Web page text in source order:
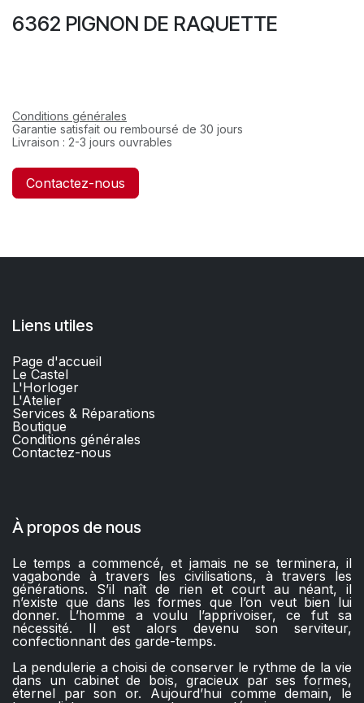
6362 PIGNON DE RAQUETTE
Conditions générales
Garantie satisfait ou remboursé de 30 jours
Livraison : 2-3 jours ouvrables
Contactez-nous
Liens utiles
Page d'accueil
Le Castel
L'Horloger
L'Atelier
Services & Réparations
Boutique
Conditions générales
Contactez-nous​
À propos de nous
Le temps a commencé, et jamais ne se terminera, il
vagabonde à travers les civilisations, à travers les
générations. S’il naît de rien et court au néant, il
n’existe que dans les formes que l’on veut bien lui
donner. L’homme a voulu l’apprivoiser, ce fut sa
nécessité. Il est alors devenu son serviteur,
confectionnant des garde-temps.
La pendulerie a choisi de conserver le rythme de la vie
dans un cabinet de bois, gracieux par ses formes,
éternel par son or. Aujourd’hui comme demain, le